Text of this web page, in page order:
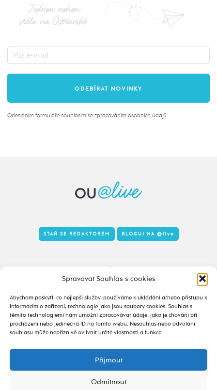
Spravovat Souhlas s cookies
Abychom poskytli co nejlepší služby, používáme k ukládání a/nebo přístupu k
informacím o zařízení, technologie jako jsou soubory cookies. Souhlas s
těmito technologiemi nám umožní zpracovávat údaje, jako je chování při
procházení nebo jedinečná ID na tomto webu. Nesouhlas nebo odvolání
souhlasu může nepříznivě ovlivnit určité vlastnosti a funkce.
Příjmout
Odmítnout
Jednou nohou
stále na Ostravské
Odesláním formuláře souhlasím se zpracováním osobních údajů.
Tady to taky žije
alive.osu.cz- ISSN 2695-0022
design od
STAŇ SE REDAKTOREM BLOGUJ NA @live